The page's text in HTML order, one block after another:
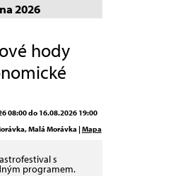
2026
hody
08:00 do 16.08.2026 19:00
Malá Morávka |Mapa
s
programem.